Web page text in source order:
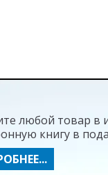
любой товар в
книгу в